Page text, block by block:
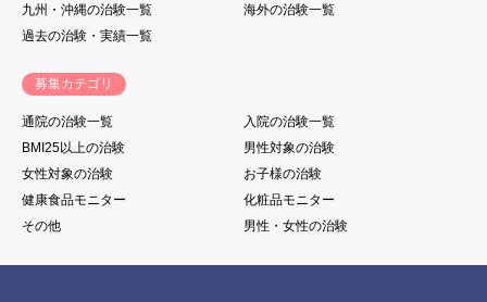
九州・沖縄の治験一覧
海外の治験一覧
過去の治験・実績一覧
募集カテゴリ
通院の治験一覧
入院の治験一覧
BMI25以上の治験
男性対象の治験
女性対象の治験
お子様の治験
健康食品モニター
化粧品モニター
その他
男性・女性の治験